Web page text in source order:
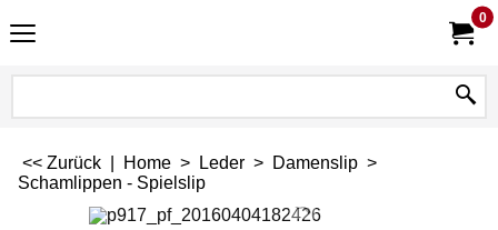
0
<< Zurück Home > Leder > Damenslip >
Schamlippen - Spielslip